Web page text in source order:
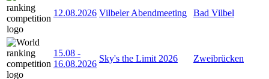
12.08.2026 Vilbeler Abendmeeting Bad Vilbel
15.08 -
16.08.2026
Sky's the Limit 2026 Zweibrücken